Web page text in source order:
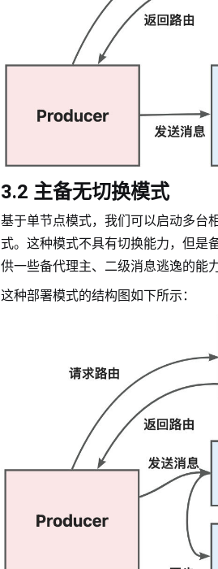
3.2 主备无切换模式
基于单节点模式，我们可以启动多台
式。这种模式不具有切换能力，但是
供一些备代理主、二级消息逃逸的能力
这种部署模式的结构图如下所示：